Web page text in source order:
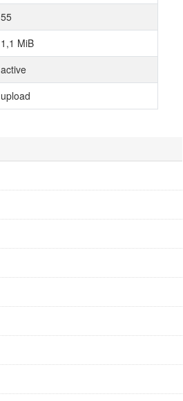
55
1,1 MiB
active
upload